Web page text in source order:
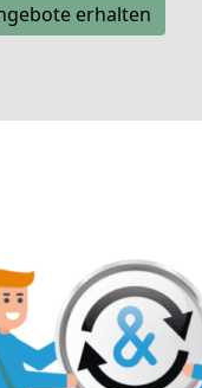
erhalten